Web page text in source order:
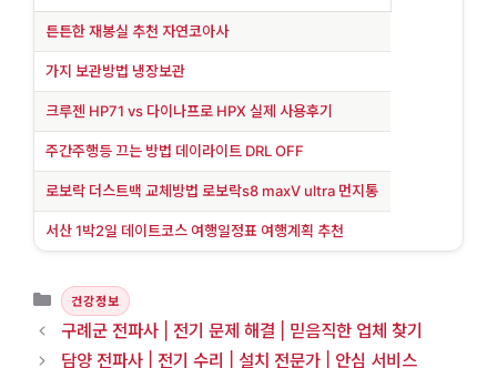
튼튼한 재봉실 추천 자연코아사
가지 보관방법 냉장보관
크루젠 HP71 vs 다이나프로 HPX 실제 사용후기
주간주행등 끄는 방법 데이라이트 DRL OFF
로보락 더스트백 교체방법 로보락s8 maxV ultra 먼지통
서산 1박2일 데이트코스 여행일정표 여행계획 추천
카테고리
건강정보
구례군 전파사 | 전기 문제 해결 | 믿음직한 업체 찾기
담양 전파사 | 전기 수리 | 설치 전문가 | 안심 서비스